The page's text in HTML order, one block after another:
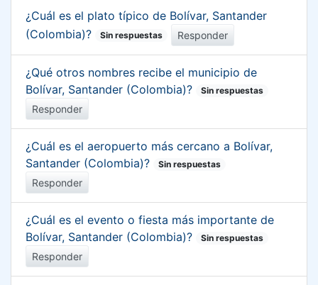
¿Cuál es el plato típico de Bolívar, Santander
(Colombia)?
Sin respuestas Responder
¿Qué otros nombres recibe el municipio de
Bolívar, Santander (Colombia)?
Sin respuestas
Responder
¿Cuál es el aeropuerto más cercano a Bolívar,
Santander (Colombia)?
Sin respuestas
Responder
¿Cuál es el evento o fiesta más importante de
Bolívar, Santander (Colombia)?
Sin respuestas
Responder